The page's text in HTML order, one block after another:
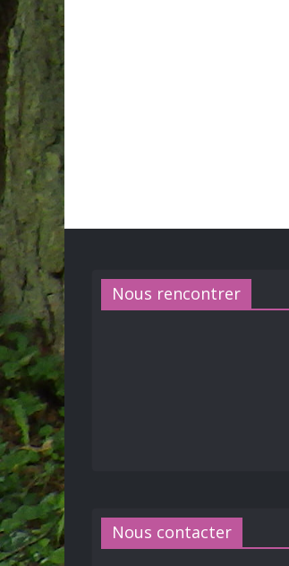
Nous rencontrer
Nous contacter